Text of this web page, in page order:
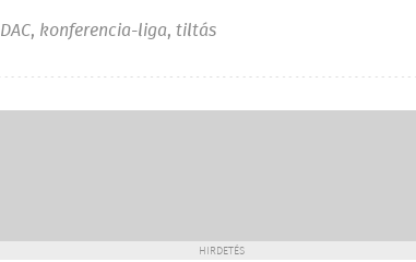
DAC, konferencia-liga, tiltás
HIRDETÉS